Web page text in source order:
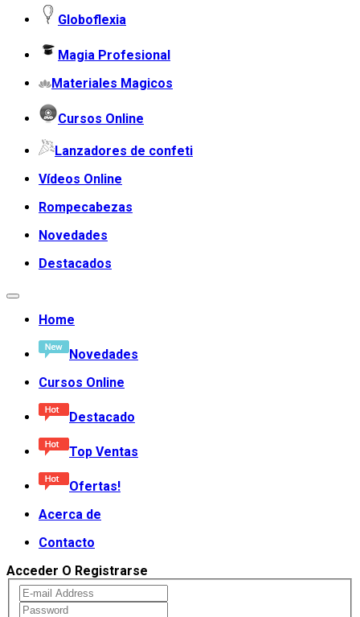
Globoflexia
Magia Profesional
Materiales Magicos
Cursos Online
Lanzadores de confeti
Vídeos Online
Rompecabezas
Novedades
Destacados
Home
Novedades
Cursos Online
Destacado
Top Ventas
Ofertas!
Acerca de
Contacto
Acceder O Registrarse